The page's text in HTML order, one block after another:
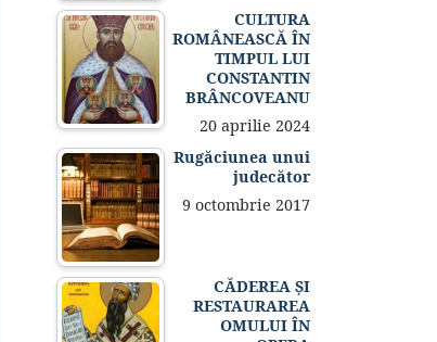
CULTURA
ROMÂNEASCĂ ÎN
TIMPUL LUI
CONSTANTIN
BRÂNCOVEANU
20 aprilie 2024
Rugăciunea unui
judecător
9 octombrie 2017
CĂDEREA ȘI
RESTAURAREA
OMULUI ÎN